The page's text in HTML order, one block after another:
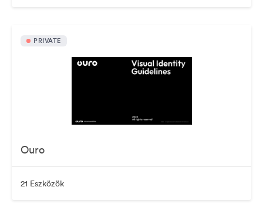
PRIVATE
Ouro
21 Eszközök